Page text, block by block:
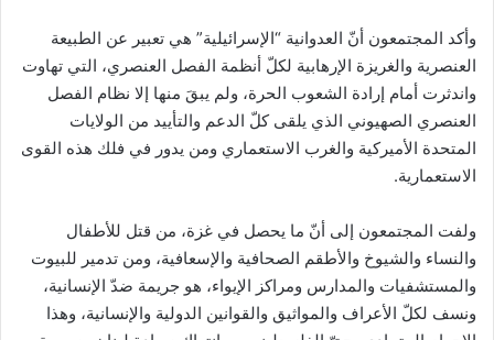
وأكد المجتمعون أنّ العدوانية “الإسرائيلية” هي تعبير عن الطبيعة
العنصرية والغريزة الإرهابية لكلّ أنظمة الفصل العنصري، التي تهاوت
واندثرت أمام إرادة الشعوب الحرة، ولم يبقَ منها إلا نظام الفصل
العنصري الصهيوني الذي يلقى كلّ الدعم والتأييد من الولايات
المتحدة الأميركية والغرب الاستعماري ومن يدور في فلك هذه القوى
الاستعمارية.
ولفت المجتمعون إلى أنّ ما يحصل في غزة، من قتل للأطفال
والنساء والشيوخ والأطقم الصحافية والإسعافية، ومن تدمير للبيوت
والمستشفيات والمدارس ومراكز الإيواء، هو جريمة ضدّ الإنسانية،
ونسف لكلّ الأعراف والمواثيق والقوانين الدولية والإنسانية، وهذا